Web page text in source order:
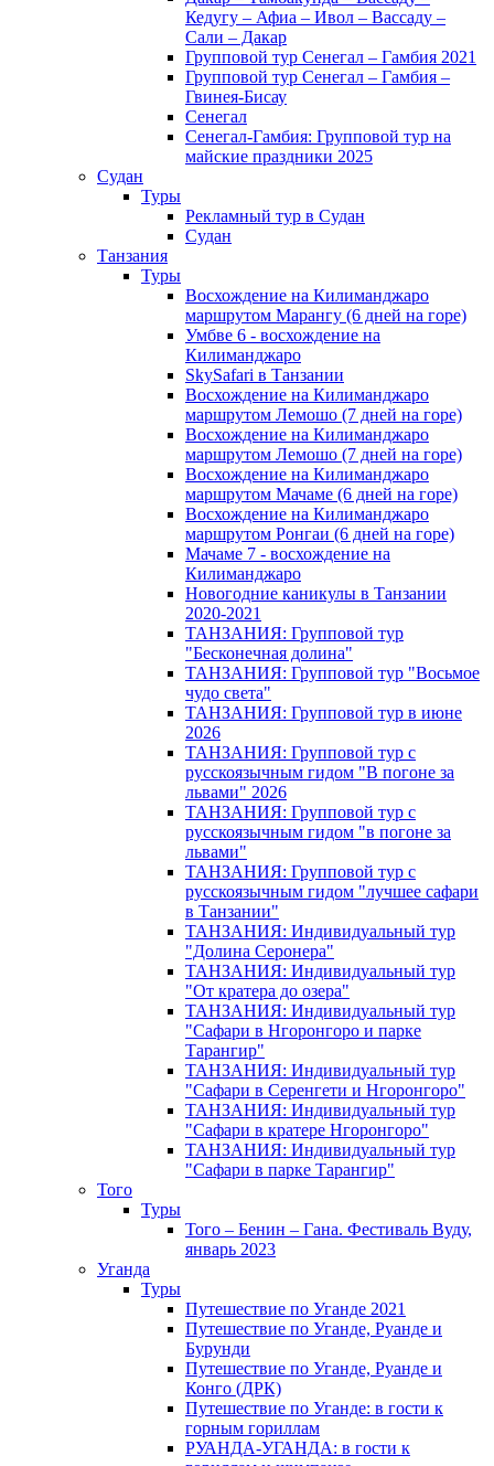
Кедугу – Афиа – Ивол – Вассаду –
Сали – Дакар
Групповой тур Сенегал – Гамбия 2021
Групповой тур Сенегал – Гамбия –
Гвинея-Бисау
Сенегал
Сенегал-Гамбия: Групповой тур на
майские праздники 2025
Судан
Туры
Рекламный тур в Cудан
Cудан
Танзания
Туры
Восхождение на Килиманджаро
маршрутом Марангу (6 дней на горе)
Умбве 6 - восхождение на
Килиманджаро
SkySafari в Танзании
Восхождение на Килиманджаро
маршрутом Лемошо (7 дней на горе)
Восхождение на Килиманджаро
маршрутом Лемошо (7 дней на горе)
Восхождение на Килиманджаро
маршрутом Мачаме (6 дней на горе)
Восхождение на Килиманджаро
маршрутом Ронгаи (6 дней на горе)
Мачаме 7 - восхождение на
Килиманджаро
Новогодние каникулы в Танзании
2020-2021
ТАНЗАНИЯ: Групповой тур
"Бесконечная долина"
ТАНЗАНИЯ: Групповой тур "Восьмое
чудо света"
ТАНЗАНИЯ: Групповой тур в июне
2026
ТАНЗАНИЯ: Групповой тур с
русскоязычным гидом "В погоне за
львами" 2026
ТАНЗАНИЯ: Групповой тур с
русскоязычным гидом "в погоне за
львами"
ТАНЗАНИЯ: Групповой тур с
русскоязычным гидом "лучшее сафари
в Танзании"
ТАНЗАНИЯ: Индивидуальный тур
"Долина Серонера"
ТАНЗАНИЯ: Индивидуальный тур
"От кратера до озера"
ТАНЗАНИЯ: Индивидуальный тур
"Сафари в Нгоронгоро и парке
Тарангир"
ТАНЗАНИЯ: Индивидуальный тур
"Сафари в Серенгети и Нгоронгоро"
ТАНЗАНИЯ: Индивидуальный тур
"Сафари в кратере Нгоронгоро"
ТАНЗАНИЯ: Индивидуальный тур
"Сафари в парке Тарангир"
Того
Туры
Того – Бенин – Гана. Фестиваль Вуду,
январь 2023
Уганда
Туры
Путешествие по Уганде 2021
Путешествие по Уганде, Руанде и
Бурунди
Путешествие по Уганде, Руанде и
Конго (ДРК)
Путешествие по Уганде: в гости к
горным гориллам
РУАНДА-УГАНДА: в гости к